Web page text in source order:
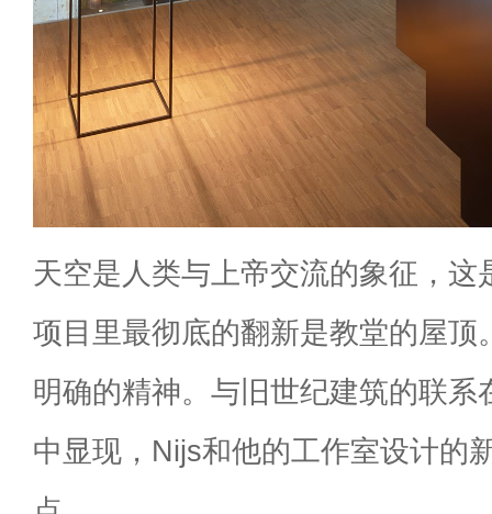
天空是人类与上帝交流的象征，这
项目里最彻底的翻新是教堂的屋顶
明确的精神。与旧世纪建筑的联系
中显现，Nijs和他的工作室设计的